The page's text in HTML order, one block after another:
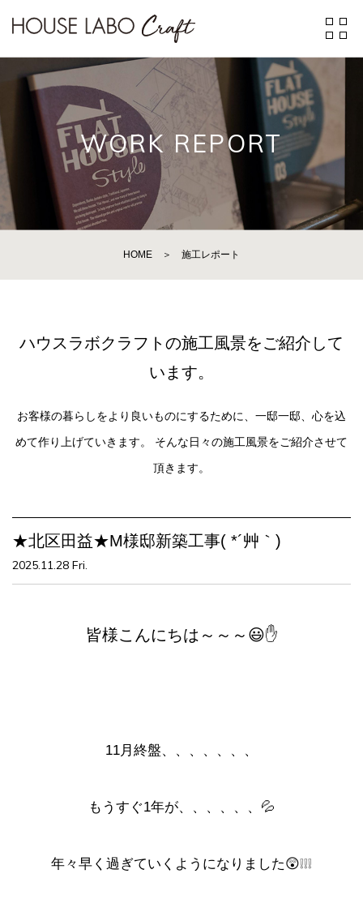
WORK REPORT
HOME ＞ 施工レポート
ハウスラボクラフトの施工風景をご紹介して
います。
お客様の暮らしをより良いものにするために、一邸一邸、心を込
めて作り上げていきます。
そんな日々の施工風景をご紹介させて
頂きます。
★北区田益★M様邸新築工事( *´艸｀)
2025.11.28 Fri.
皆様こんにちは～～～😃✋
11月終盤、、、、、、、
もうすぐ1年が、、、、、、💦
年々早く過ぎていくようになりました😲❕❕❕